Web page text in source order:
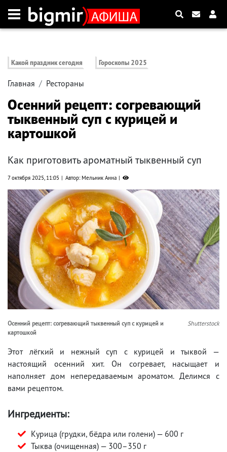
Какой праздник сегодня Гороскопы 2025
Главная Рестораны
Осенний рецепт: согревающий
тыквенный суп с курицей и
картошкой
Как приготовить ароматный тыквенный суп
7 октября 2025, 11:05 Автор: Мельник Анна
Осенний рецепт: согревающий тыквенный суп с курицей и
картошкой
Shutterstock
Этот лёгкий и нежный суп с курицей и тыквой —
настоящий осенний хит. Он согревает, насыщает и
наполняет дом непередаваемым ароматом. Делимся с
вами рецептом.
Ингредиенты:
Курица (грудки, бёдра или голени) — 600 г
Тыква (очищенная) — 300–350 г